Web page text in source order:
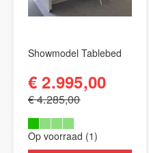
Showmodel Tablebed
€ 2.995,00
€ 4.285,00
Op voorraad (1)